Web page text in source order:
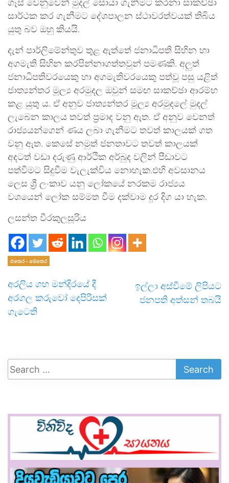
ගෑස් වෙනුවෙන් මුදල් සොයා ගැනීමට කරනා සාකච්ඡා
සාර්ථක කර ගැනීමට දේශපාලන ස්ථාවරත්වයක් තිබිය
යුතු බව ඔහු කියයි.
දැන් පාර්ලිමේන්තුව තුළ ඇත්තේ ජනාධිපති සිහින හා
අගමැති සිහින කරපින්නාගත්තවුන් පමණකි. අලුත්
ජනාධිපතිවරයෙකු හා අගමැතිවරයෙකු පත්වූ පසු යළිත්
ජාත්‍යන්තර මූල්‍ය අරමුදල ඔවුන් සමඟ සාකච්ඡා ආරම්භ
කළ යුතු ය. ඒ අනුව ජාත්‍යන්තර මූල්‍ය අරමුදලේ මුදල්
ලැබෙන කාලය තවත් ප්‍රමාද වනු ඇත. ඒ අනුව වෙනත්
රාජ්‍යයන්ගෙන් ණය ලබා ගැනීමට තවත් කාලයක් ගත
වනු ඇත. කෙසේ නමුත් ජනතාවට තවත් කාලයක්
අදටත් වඩා දරුණු ආර්ථික අර්බුද වලින් පීඩාවට
පත්වීමට සිදුවීම වැලැක්විය නොහැක.එහි අවසානය
ලෙස ශ්‍රී ලංකාව යනු ලෝකයේ නරකම රාජ්‍යය
වශයෙන් ලෝක සම්මත වීම දක්වාම දුර දිග යා හැක.
ලසන්ත වීරකුලසූරිය
එතෙර - මෙතෙර
අරලිය ගහ මන්දිරයේ දී
අරගල කරුවෝ දෙපිරිසක්
ගැටෙති
ඉල්ලා අස්වීමේ ලිපියට
ජනපති අත්සන් තබයි